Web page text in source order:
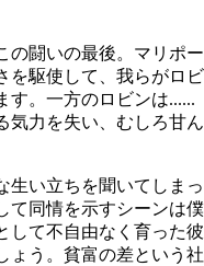
の闘いの最後。マリポー
を駆使して、我らがロビ
す。一方のロビンは......
気力を失い、むしろ甘ん
生い立ちを聞いてしまっ
て同情を示すシーンは僕
して不自由なく育った彼
ょう。貧富の差という社